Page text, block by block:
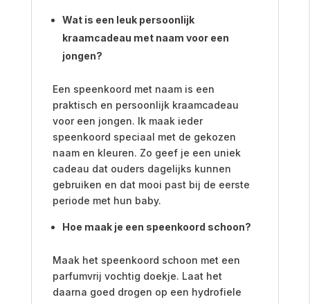
Wat is een leuk persoonlijk
kraamcadeau met naam voor een
jongen?
Een speenkoord met naam is een
praktisch en persoonlijk kraamcadeau
voor een jongen. Ik maak ieder
speenkoord speciaal met de gekozen
naam en kleuren. Zo geef je een uniek
cadeau dat ouders dagelijks kunnen
gebruiken en dat mooi past bij de eerste
periode met hun baby.
Hoe maak je een speenkoord schoon?
Maak het speenkoord schoon met een
parfumvrij vochtig doekje. Laat het
daarna goed drogen op een hydrofiele